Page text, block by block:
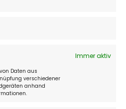
Immer aktiv
Daten aus
verschiedener
anhand
- 22:00